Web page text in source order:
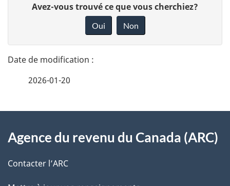
t
a
l
s
n
o
t
r
e
Avez-vous trouvé ce que vous cherchiez?
Oui Non
2026-01-20
propos
de
Agence du revenu du Canada (ARC)
Contacter l’ARC